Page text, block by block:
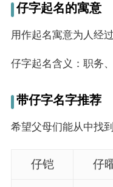
名
分
仔字起名的寓意
用作起名寓意为人经
仔字起名含义：职务
带仔字名字推荐
希望父母们能从中找
仔铠 仔